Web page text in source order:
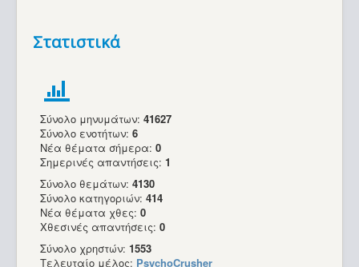
Στατιστικά
Σύνολο μηνυμάτων: 41627
Σύνολο ενοτήτων: 6
Νέα θέματα σήμερα: 0
Σημερινές απαντήσεις: 1
Σύνολο θεμάτων: 4130
Σύνολο κατηγοριών: 414
Νέα θέματα χθες: 0
Χθεσινές απαντήσεις: 0
Σύνολο χρηστών: 1553
Τελευταίο μέλος: PsychoCrusher